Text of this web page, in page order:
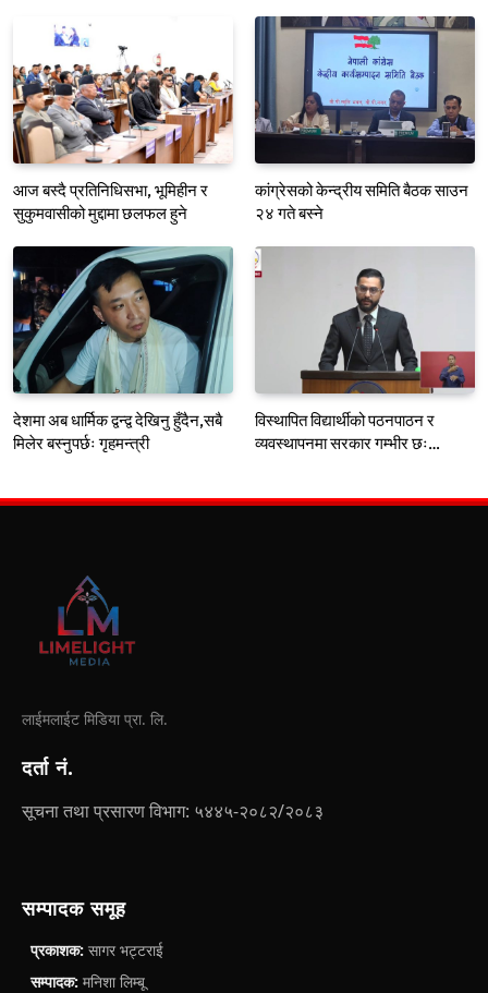
आज बस्दै प्रतिनिधिसभा, भूमिहीन र
सुकुमवासीको मुद्दामा छलफल हुने
कांग्रेसको केन्द्रीय समिति बैठक साउन
२४ गते बस्ने
देशमा अब धार्मिक द्वन्द्व देखिनु हुँदैन,सबै
मिलेर बस्नुपर्छः गृहमन्त्री
विस्थापित विद्यार्थीको पठनपाठन र
व्यवस्थापनमा सरकार गम्भीर छः
लाईमलाईट मिडिया प्रा. लि.
दर्ता नं.
सूचना तथा प्रसारण विभाग: ५४४५-२०८२/२०८३
सम्पादक समूह
प्रकाशक: सागर भट्टराई
सम्पादक: मनिशा लिम्बू